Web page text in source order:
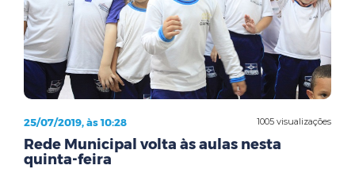
1005 visualizações
25/07/2019, às 10:28
Rede Municipal volta às aulas nesta
quinta-feira